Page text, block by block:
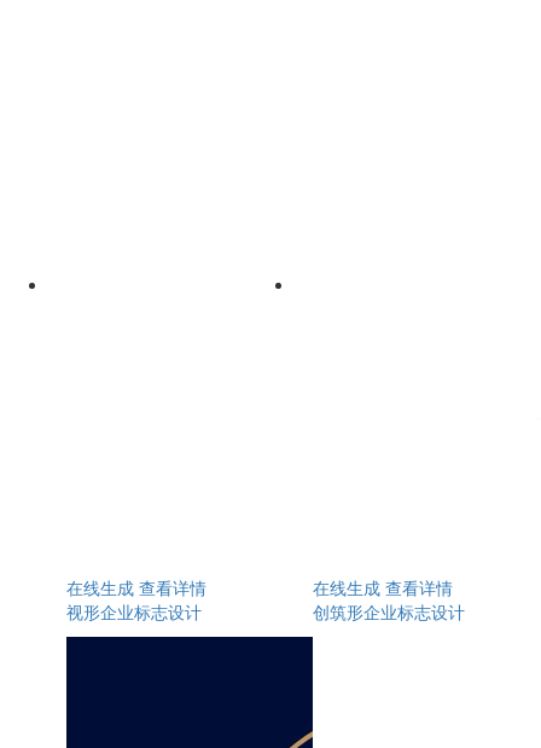
在线生成 查看详情
视形企业标志设计
在线生成 查看详情
创筑形企业标志设计